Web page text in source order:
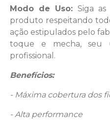
Modo de Uso: Siga
produto respeitando
ação estipulados pelo
toque e mecha, seu
profissional.
Benefícios:
- Máxima cobertura dos
- Alta performance